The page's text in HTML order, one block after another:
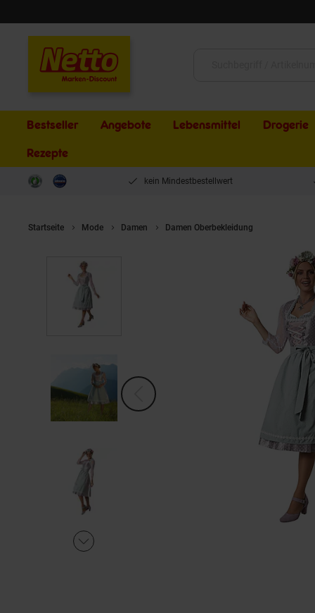
Bestseller Angebote Lebensmittel Drogerie
Rezepte
kein Mindestbestellwert
Startseite Mode Damen Damen Oberbekleidung